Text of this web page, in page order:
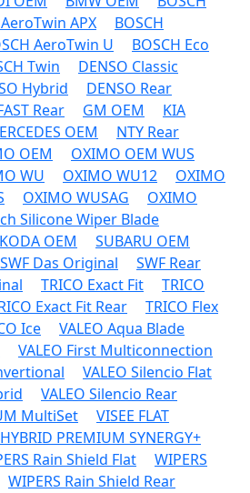
APX
BOSCH
AeroTwin U
BOSCH Eco
Twin
DENSO Classic
Hybrid
DENSO Rear
Rear GM OEM
KIA
OEM
NTY Rear
OEM
OXIMO OEM WUS
WU OXIMO WU12
OXIMO
OXIMO WUSAG
OXIMO
Silicone Wiper Blade
OEM
SUBARU OEM
SWF Das Original
SWF Rear
TRICO Exact Fit
TRICO
Exact Fit Rear
TRICO Flex
Ice
VALEO Aqua Blade
VALEO First Multiconnection
VALEO Silencio Flat
VALEO Silencio Rear
MultiSet
VISEE FLAT
PREMIUM SYNERGY+
Rain Shield Flat
WIPERS
WIPERS Rain Shield Rear